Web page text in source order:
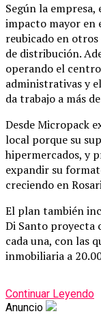
Según la
impacto mayor en
reubicado en
de distribución.
operando el
administrativas y
da trabajo a más
Desde Micropack
local porque su
hipermercados, y
expandir su
creciendo en
El plan también
Di Santo proyecta
cada una, con las
inmobiliaria a
Continuar Leyendo
Anuncio